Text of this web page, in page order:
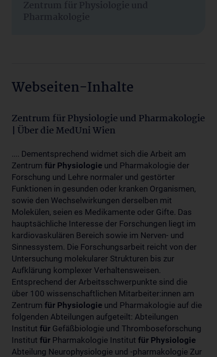
Zentrum für Physiologie und
Pharmakologie
Webseiten-Inhalte
Zentrum für Physiologie und Pharmakologie
| Über die MedUni Wien
.... Dementsprechend widmet sich die Arbeit am
Zentrum für Physiologie und Pharmakologie der
Forschung und Lehre normaler und gestörter
Funktionen in gesunden oder kranken Organismen,
sowie den Wechselwirkungen derselben mit
Molekülen, seien es Medikamente oder Gifte. Das
hauptsächliche Interesse der Forschungen liegt im
kardiovaskulären Bereich sowie im Nerven- und
Sinnessystem. Die Forschungsarbeit reicht von der
Untersuchung molekularer Strukturen bis zur
Aufklärung komplexer Verhaltensweisen.
Entsprechend der Arbeitsschwerpunkte sind die
über 100 wissenschaftlichen Mitarbeiter:innen am
Zentrum für Physiologie und Pharmakologie auf die
folgenden Abteilungen aufgeteilt: Abteilungen
Institut für Gefäßbiologie und Thromboseforschung
Institut für Pharmakologie Institut für Physiologie
Abteilung Neurophysiologie und -pharmakologie Zur